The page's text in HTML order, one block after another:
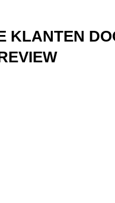
KLANTEN